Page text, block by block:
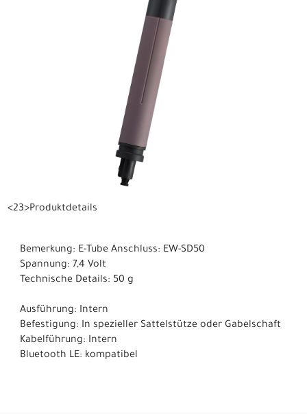
<23>Produktdetails
Bemerkung: E-Tube Anschluss: EW-SD50
Spannung: 7,4 Volt
Technische Details: 50 g
Ausführung: Intern
Befestigung: In spezieller Sattelstütze oder Gabelschaft
Kabelführung: Intern
Bluetooth LE: kompatibel